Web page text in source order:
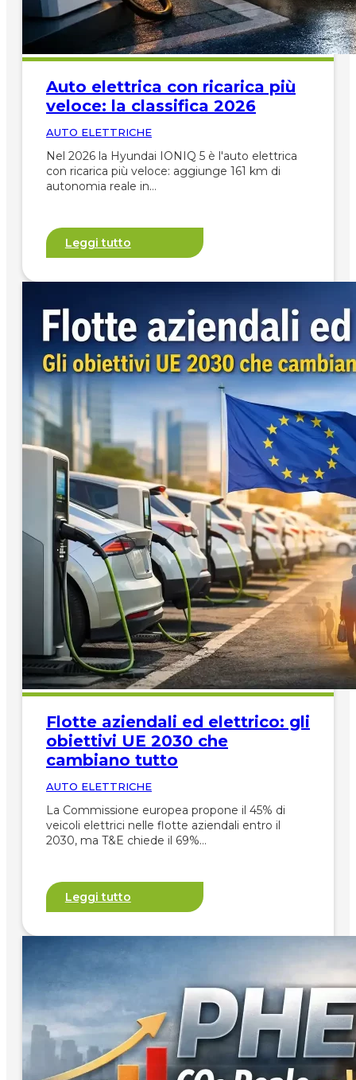
Auto elettrica con ricarica più
veloce: la classifica 2026
AUTO ELETTRICHE
Nel 2026 la Hyundai IONIQ 5 è l'auto elettrica
con ricarica più veloce: aggiunge 161 km di
autonomia reale in…
Leggi tutto
Flotte aziendali ed elettrico: gli
obiettivi UE 2030 che
cambiano tutto
AUTO ELETTRICHE
La Commissione europea propone il 45% di
veicoli elettrici nelle flotte aziendali entro il
2030, ma T&E chiede il 69%…
Leggi tutto